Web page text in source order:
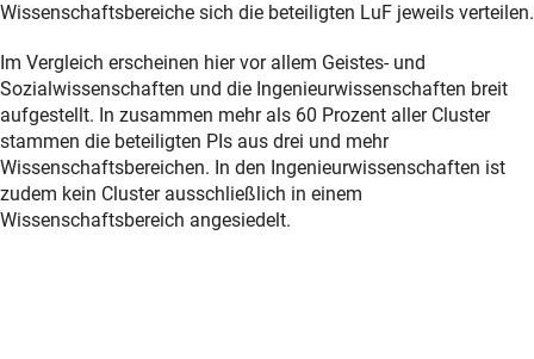
Wissenschaftsbereiche sich die beteiligten LuF jeweils verteilen.
Im Vergleich erscheinen hier vor allem Geistes- und
Sozialwissenschaften und die Ingenieurwissenschaften breit
aufgestellt. In zusammen mehr als 60 Prozent aller Cluster
stammen die beteiligten PIs aus drei und mehr
Wissenschaftsbereichen. In den Ingenieurwissenschaften ist
zudem kein Cluster ausschließlich in einem
Wissenschaftsbereich angesiedelt.